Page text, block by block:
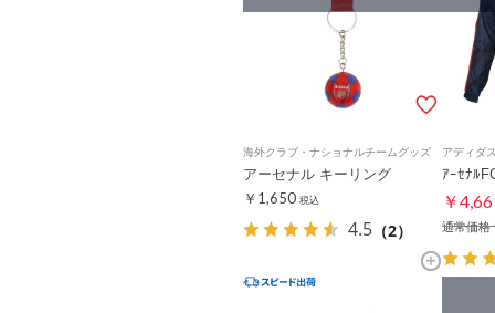
海外クラブ・ナショナルチームグッズ
アーセナル キーリング
￥1,650 税込
4.5 （2）
アディダ
ｱｰｾﾅﾙ
￥
通常価格